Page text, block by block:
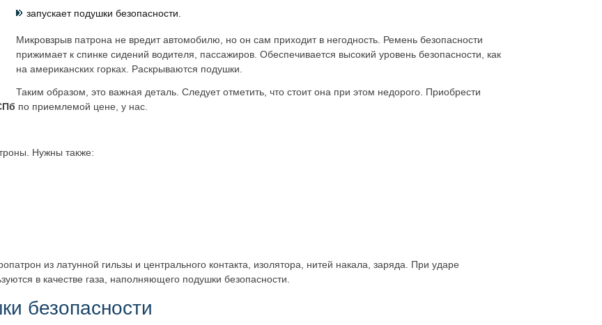
запускает подушки безопасности.
Микровзрыв патрона не вредит автомобилю, но он сам приходит в негодность. Ремень безопасности
прижимает к спинке сидений водителя, пассажиров. Обеспечивается высокий уровень безопасности, как
на американских горках. Раскрываются подушки.
Таким образом, это важная деталь. Следует отметить, что стоит она при этом недорого. Приобрести
по приемлемой цене, у нас.
Нужны также:
из латунной гильзы и центрального контакта, изолятора, нитей накала, заряда. При ударе
в качестве газа, наполняющего подушки безопасности.
безопасности